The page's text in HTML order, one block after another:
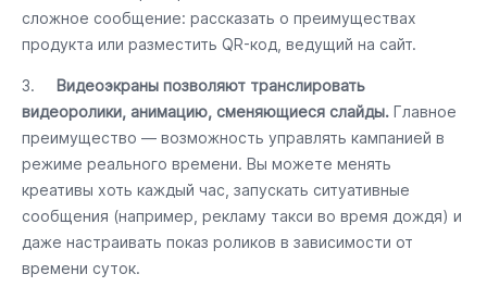
сложное сообщение: рассказать о преимуществах
продукта или разместить QR-код, ведущий на сайт.
3. Видеоэкраны позволяют транслировать
видеоролики, анимацию, сменяющиеся слайды. Главное
преимущество — возможность управлять кампанией в
режиме реального времени. Вы можете менять
креативы хоть каждый час, запускать ситуативные
сообщения (например, рекламу такси во время дождя) и
даже настраивать показ роликов в зависимости от
времени суток.